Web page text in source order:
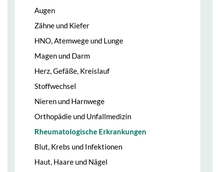
Augen
Zähne und Kiefer
HNO, Atemwege und Lunge
Magen und Darm
Herz, Gefäße, Kreislauf
Stoffwechsel
Nieren und Harnwege
Orthopädie und Unfallmedizin
Rheumatologische Erkrankungen
Blut, Krebs und Infektionen
Haut, Haare und Nägel